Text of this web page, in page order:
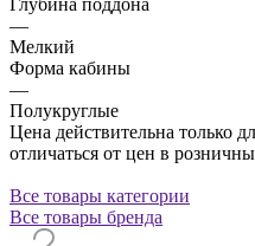
—
Мелкий
Форма кабины
—
Полукруглые
Цена действительна только
отличаться от цен в
Все товары категории
Все товары бренда